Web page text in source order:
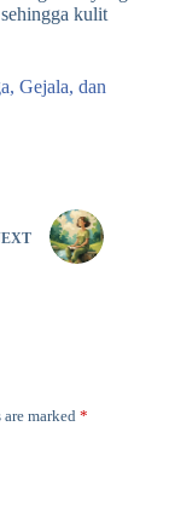
kulit
Gejala, dan
marked*